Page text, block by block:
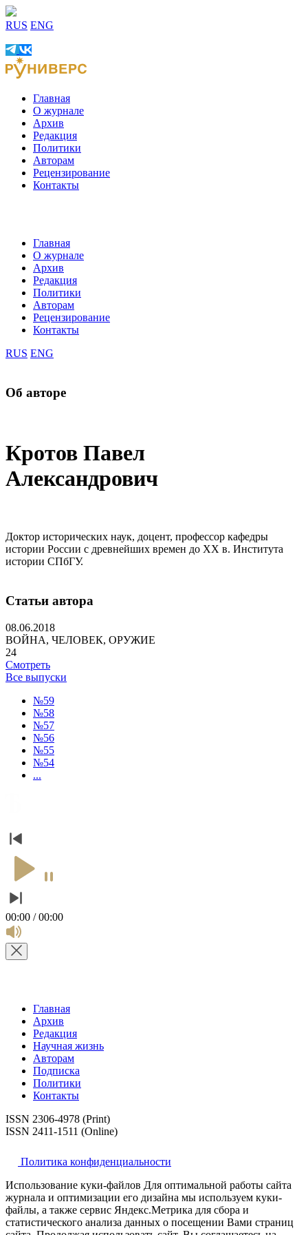
RUS ENG
Главная
О журнале
Архив
Редакция
Политики
Авторам
Рецензирование
Контакты
Главная
О журнале
Архив
Редакция
Политики
Авторам
Рецензирование
Контакты
RUS ENG
Об авторе
Кротов Павел
Александрович
Доктор исторических наук, доцент, профессор кафедры
истории России с древнейших времен до XX в. Института
истории СПбГУ.
Статьи автора
08.06.2018
ВОЙНА, ЧЕЛОВЕК, ОРУЖИЕ
24
Смотреть
Все выпуски
№59
№58
№57
№56
№55
№54
...
00:00 / 00:00
Главная
Архив
Редакция
Научная жизнь
Авторам
Подписка
Политики
Контакты
ISSN 2306-4978 (Print)
ISSN 2411-1511 (Online)
Политика конфиденциальности
Использование куки-файлов Для оптимальной работы сайта
журнала и оптимизации его дизайна мы используем куки-
файлы, а также сервис Яндекс.Метрика для сбора и
статистического анализа данных о посещении Вами страниц